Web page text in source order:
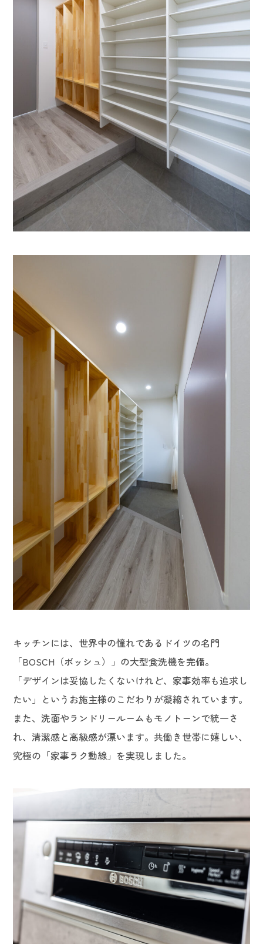
キッチンには、世界中の憧れであるドイツの名門
「BOSCH（ボッシュ）」の大型食洗機を完備。
「デザインは妥協したくないけれど、家事効率も追求し
たい」というお施主様のこだわりが凝縮されています。
また、洗面やランドリールームもモノトーンで統一さ
れ、清潔感と高級感が漂います。共働き世帯に嬉しい、
究極の「家事ラク動線」を実現しました。